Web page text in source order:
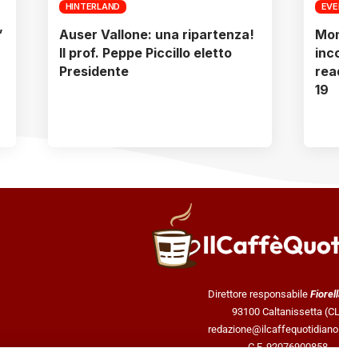
HINTERLAND
Auser Vallone: una ripartenza!
Il prof. Peppe Piccillo eletto
Presidente
19
Direttore responsabile
93100 Caltanissetta